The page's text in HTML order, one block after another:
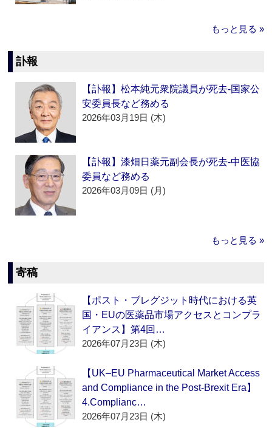
もっと見る »
訃報
【訃報】松本純元衆院議員が死去‐国家公
安委員長など務める
2026年03月19日 (木)
【訃報】漆畑日薬元副会長が死去‐中医協
委員など務める
2026年03月09日 (月)
もっと見る »
寄稿
【ポスト・ブレグジット時代における英
国・EUの医薬品市場アクセスとコンプラ
イアンス】第4回…
2026年07月23日 (木)
【UK–EU Pharmaceutical Market Access
and Compliance in the Post-Brexit Era】
4.Complianc…
2026年07月23日 (木)